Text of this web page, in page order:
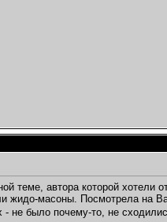
теме, автора которой хотели
жидо-масоны. Посмотрела на
не было почему-то, не